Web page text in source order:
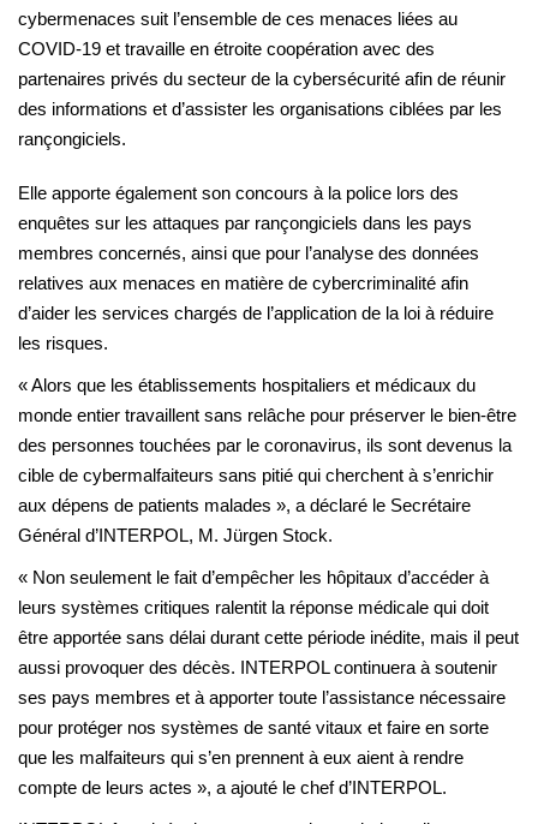
cybermenaces suit l’ensemble de ces menaces liées au
COVID-19 et travaille en étroite coopération avec des
partenaires privés du secteur de la cybersécurité afin de réunir
des informations et d’assister les organisations ciblées par les
rançongiciels.
Elle apporte également son concours à la police lors des
enquêtes sur les attaques par rançongiciels dans les pays
membres concernés, ainsi que pour l’analyse des données
relatives aux menaces en matière de cybercriminalité afin
d’aider les services chargés de l’application de la loi à réduire
les risques.
« Alors que les établissements hospitaliers et médicaux du
monde entier travaillent sans relâche pour préserver le bien-être
des personnes touchées par le coronavirus, ils sont devenus la
cible de cybermalfaiteurs sans pitié qui cherchent à s’enrichir
aux dépens de patients malades », a déclaré le Secrétaire
Général d’INTERPOL, M. Jürgen Stock.
« Non seulement le fait d’empêcher les hôpitaux d’accéder à
leurs systèmes critiques ralentit la réponse médicale qui doit
être apportée sans délai durant cette période inédite, mais il peut
aussi provoquer des décès. INTERPOL continuera à soutenir
ses pays membres et à apporter toute l’assistance nécessaire
pour protéger nos systèmes de santé vitaux et faire en sorte
que les malfaiteurs qui s’en prennent à eux aient à rendre
compte de leurs actes », a ajouté le chef d’INTERPOL.